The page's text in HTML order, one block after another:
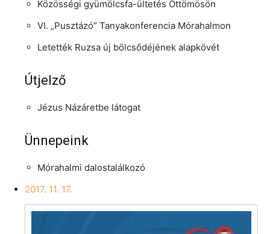
Közösségi gyümölcsfa-ültetés Öttömösön
VI. „Pusztázó” Tanyakonferencia Mórahalmon
Letették Ruzsa új bölcsődéjének alapkövét
Útjelző
Jézus Názáretbe látogat
Ünnepeink
Mórahalmi dalostalálkozó
2017. 11. 17.